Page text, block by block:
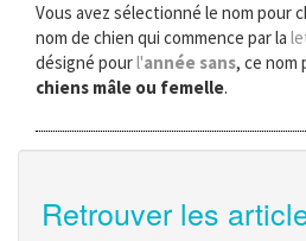
Vous avez sélectionné le nom pour
nom de chien qui commence par la
désigné pourl'année sans, ce nom
chiens mâle ou femelle.
Retrouver les